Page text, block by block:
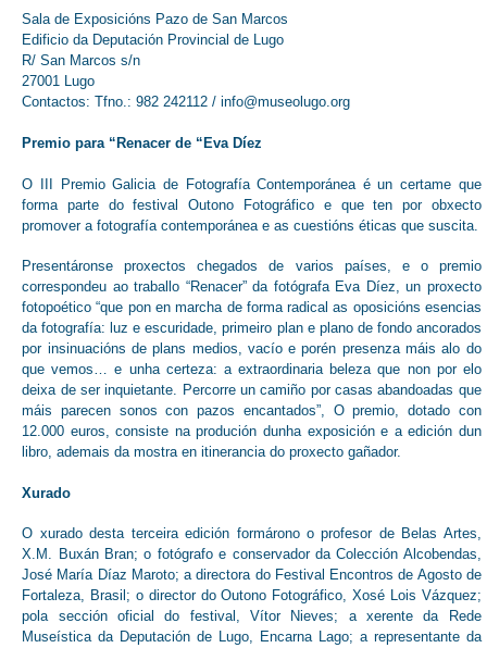
Sala de Exposicións Pazo de San Marcos
Edificio da Deputación Provincial de Lugo
R/ San Marcos s/n
27001 Lugo
Contactos: Tfno.: 982 242112 /info@museolugo.org
Premio para “Renacer de “Eva Díez
O III Premio Galicia de Fotografía Contemporánea é un certame que
forma parte do festival Outono Fotográfico e que ten por obxecto
promover a fotografía contemporánea e as cuestións éticas que suscita.
Presentáronse proxectos chegados de varios países, e o premio
correspondeu ao traballo “Renacer” da fotógrafa Eva Díez, un proxecto
fotopoético “que pon en marcha de forma radical as oposicións esencias
da fotografía: luz e escuridade, primeiro plan e plano de fondo ancorados
por insinuacións de plans medios, vacío e porén presenza máis alo do
que vemos… e unha certeza: a extraordinaria beleza que non por elo
deixa de ser inquietante. Percorre un camiño por casas abandoadas que
máis parecen sonos con pazos encantados”, O premio, dotado con
12.000 euros, consiste na produción dunha exposición e a edición dun
libro, ademais da mostra en itinerancia do proxecto gañador.
Xurado
O xurado desta terceira edición formárono o profesor de Belas Artes,
X.M. Buxán Bran; o fotógrafo e conservador da Colección Alcobendas,
José María Díaz Maroto; a directora do Festival Encontros de Agosto de
Fortaleza, Brasil; o director do Outono Fotográfico, Xosé Lois Vázquez;
pola sección oficial do festival, Vítor Nieves; a xerente da Rede
Museística da Deputación de Lugo, Encarna Lago; a representante da